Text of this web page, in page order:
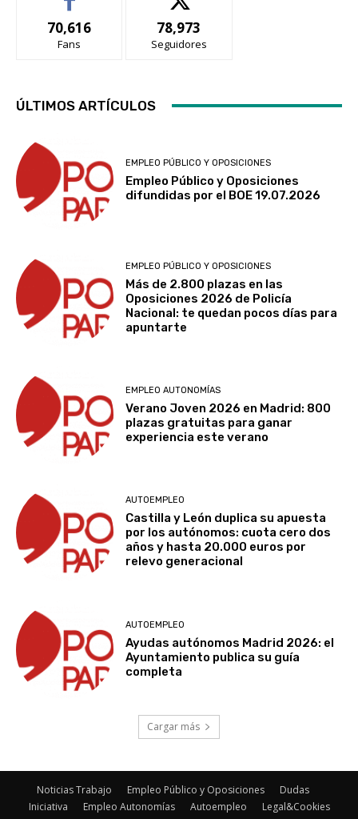
70,616
Fans
78,973
Seguidores
ÚLTIMOS ARTÍCULOS
EMPLEO PÚBLICO Y OPOSICIONES
Empleo Público y Oposiciones
difundidas por el BOE 19.07.2026
EMPLEO PÚBLICO Y OPOSICIONES
Más de 2.800 plazas en las
Oposiciones 2026 de Policía
Nacional: te quedan pocos días para
apuntarte
EMPLEO AUTONOMÍAS
Verano Joven 2026 en Madrid: 800
plazas gratuitas para ganar
experiencia este verano
AUTOEMPLEO
Castilla y León duplica su apuesta
por los autónomos: cuota cero dos
años y hasta 20.000 euros por
relevo generacional
AUTOEMPLEO
Ayudas autónomos Madrid 2026: el
Ayuntamiento publica su guía
completa
Cargar más
Noticias Trabajo Empleo Público y Oposiciones
Dudas
Iniciativa
Empleo Autonomías Autoempleo Legal&Cookies